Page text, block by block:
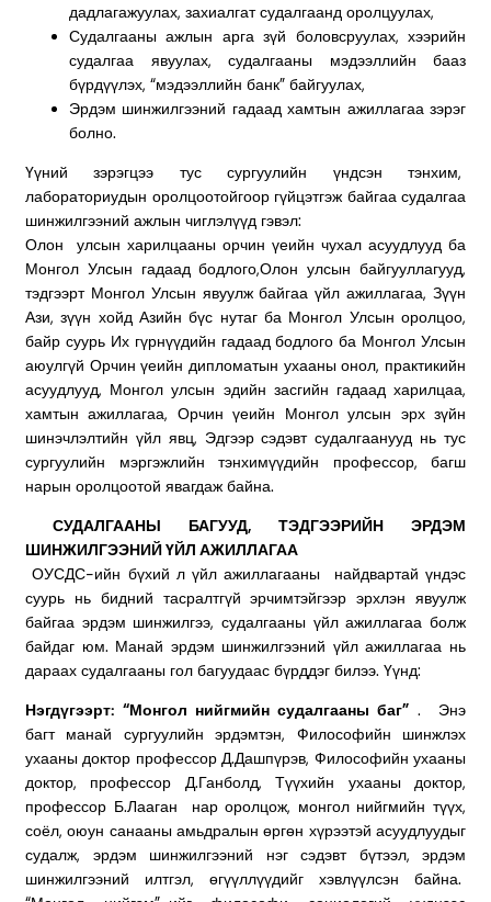
дадлагажуулах, захиалгат судалгаанд оролцуулах,
Судалгааны ажлын арга зүй боловсруулах, хээрийн
судалгаа явуулах, судалгааны мэдээллийн бааз
бүрдүүлэх, “мэдээллийн банк” байгуулах,
Эрдэм шинжилгээний гадаад хамтын ажиллагаа зэрэг
болно.
Үүний зэрэгцээ тус сургуулийн үндсэн тэнхим,
лабораториудын оролцоотойгоор гүйцэтгэж байгаа судалгаа
шинжилгээний ажлын чиглэлүүд гэвэл:
Олон улсын харилцааны орчин үеийн чухал асуудлууд ба
Монгол Улсын гадаад бодлого,Олон улсын байгууллагууд,
тэдгээрт Монгол Улсын явуулж байгаа үйл ажиллагаа, Зүүн
Ази, зүүн хойд Азийн бүс нутаг ба Монгол Улсын оролцоо,
байр суурь Их гүрнүүдийн гадаад бодлого ба Монгол Улсын
аюулгүй Орчин үеийн дипломатын ухааны онол, практикийн
асуудлууд, Монгол улсын эдийн засгийн гадаад харилцаа,
хамтын ажиллагаа, Орчин үеийн Монгол улсын эрх зүйн
шинэчлэлтийн үйл явц, Эдгээр сэдэвт судалгаанууд нь тус
сургуулийн мэргэжлийн тэнхимүүдийн профессор, багш
нарын оролцоотой явагдаж байна.
СУДАЛГААНЫ БАГУУД, ТЭДГЭЭРИЙН ЭРДЭМ
ШИНЖИЛГЭЭНИЙ ҮЙЛ АЖИЛЛАГАА
ОУСДС-ийн бүхий л үйл ажиллагааны найдвартай үндэс
суурь нь бидний тасралтгүй эрчимтэйгээр эрхлэн явуулж
байгаа эрдэм шинжилгээ, судалгааны үйл ажиллагаа болж
байдаг юм. Манай эрдэм шинжилгээний үйл ажиллагаа нь
дараах судалгааны гол багуудаас бүрддэг билээ. Үүнд:
Нэгдүгээрт: “Монгол нийгмийн судалгааны баг” . Энэ
багт манай сургуулийн эрдэмтэн, Философийн шинжлэх
ухааны доктор профессор Д.Дашпүрэв, Философийн ухааны
доктор, профессор Д.Ганболд, Түүхийн ухааны доктор,
профессор Б.Лааган нар оролцож, монгол нийгмийн түүх,
соёл, оюун санааны амьдралын өргөн хүрээтэй асуудлуудыг
судалж, эрдэм шинжилгээний нэг сэдэвт бүтээл, эрдэм
шинжилгээний илтгэл, өгүүллүүдийг хэвлүүлсэн байна.